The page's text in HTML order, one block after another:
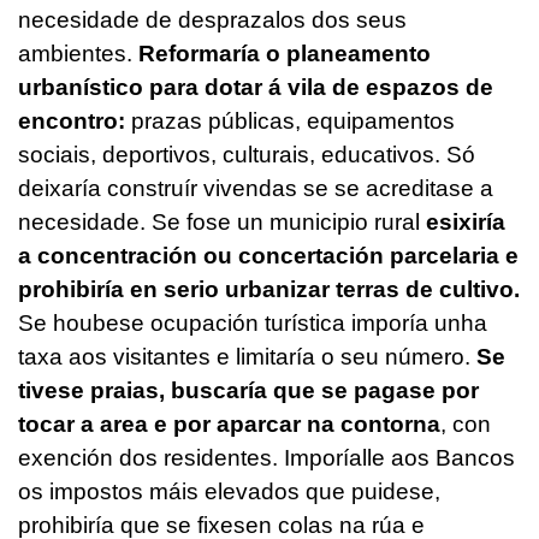
necesidade de desprazalos dos seus
ambientes. Reformaría o planeamento
urbanístico para dotar á vila de espazos de
encontro: prazas públicas, equipamentos
sociais, deportivos, culturais, educativos. Só
deixaría construír vivendas se se acreditase a
necesidade. Se fose un municipio rural esixiría
a concentración ou concertación parcelaria e
prohibiría en serio urbanizar terras de cultivo.
Se houbese ocupación turística imporía unha
taxa aos visitantes e limitaría o seu número. Se
tivese praias, buscaría que se pagase por
tocar a area e por aparcar na contorna, con
exención dos residentes. Imporíalle aos Bancos
os impostos máis elevados que puidese,
prohibiría que se fixesen colas na rúa e